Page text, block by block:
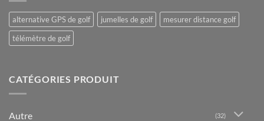
alternative GPS de golf jumelles de golf
mesurer distance golf
télémètre de golf
CATÉGORIES PRODUIT
Autre (32)